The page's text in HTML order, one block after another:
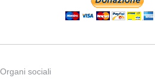
Organi sociali